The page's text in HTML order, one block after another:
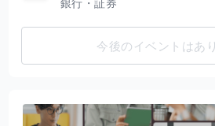
今後のイベントはあ